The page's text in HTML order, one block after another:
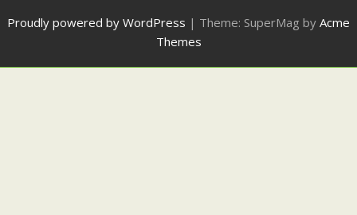
Proudly powered by WordPress | Theme: SuperMag by Acme
Themes